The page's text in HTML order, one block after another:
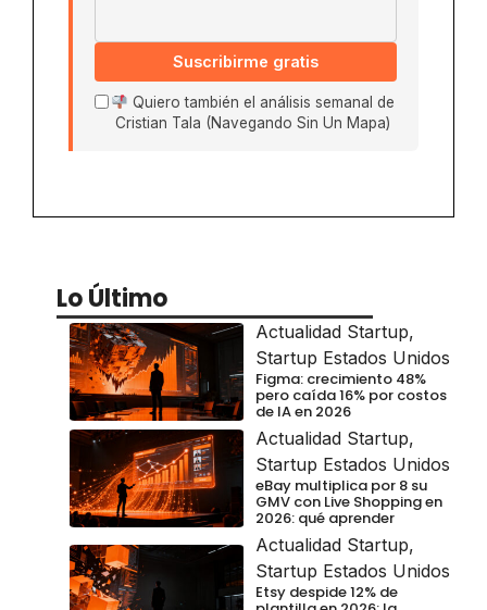
Suscribirme gratis
Quiero también el análisis semanal de
Cristian Tala (Navegando Sin Un Mapa)
Lo Último
Actualidad Startup,
Startup Estados Unidos
Figma: crecimiento 48%
pero caída 16% por costos
de IA en 2026
Actualidad Startup,
Startup Estados Unidos
eBay multiplica por 8 su
GMV con Live Shopping en
2026: qué aprender
Actualidad Startup,
Startup Estados Unidos
Etsy despide 12% de